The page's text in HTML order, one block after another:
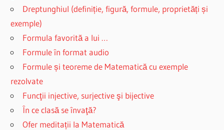
Dreptunghiul (definiție, figură, formule, proprietăți și
exemple)
Formula favorită a lui …
Formule în format audio
Formule și teoreme de Matematică cu exemple
rezolvate
Funcţii injective, surjective şi bijective
În ce clasă se învaţă?
Ofer meditații la Matematică